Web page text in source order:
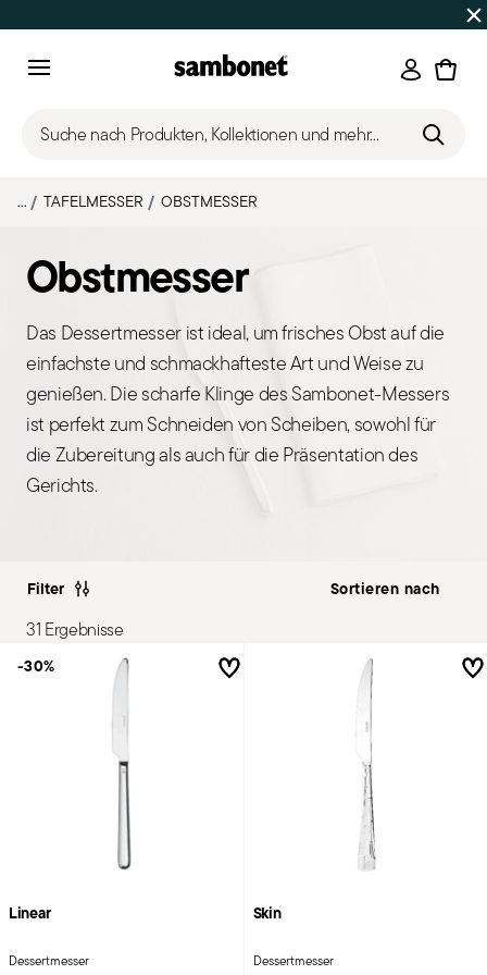
Bis zu 50% Rabatt | Bestellungen 7.–16.
Suche nach Produkten, Kollektionen und mehr...
... TAFELMESSER OBSTMESSER
Obstmesser
Das Dessertmesser ist ideal, um frisches Obst auf die
einfachste und schmackhafteste Art und Weise zu
genießen. Die scharfe Klinge des Sambonet-Messers
ist perfekt zum Schneiden von Scheiben, sowohl für
die Zubereitung als auch für die Präsentation des
Gerichts.
Filter
31 Ergebnisse
Linear
Dessertmesser
-30%
Skin
Dessertmesser